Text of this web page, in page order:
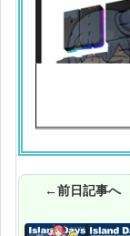
←前日記事へ